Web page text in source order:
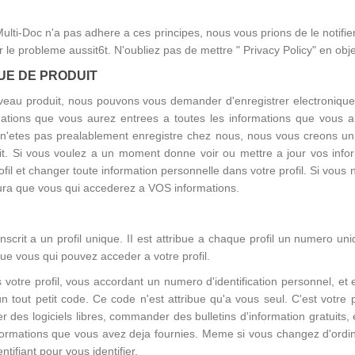
Doc n'a pas adhere a ces principes, nous vous prions de le
probleme aussit6t. N'oubliez pas de mettre " Privacy Policy" en
DE PRODUIT
produit, nous pouvons vous demander d'enregistrer
que vous aurez entrees a toutes les informations que vous
pas prealablement enregistre chez nous, nous vous creons
Si vous voulez a un moment donne voir ou mettre a jour vos
et changer toute information personnelle dans votre profil. Si vous
que vous qui accederez a VOS informations.
a un profil unique. II est attribue a chaque profil un numero
vous qui pouvez acceder a votre profil.
profil, vous accordant un numero d'identification personnel, et
tout petit code. Ce code n'est attribue qu'a vous seul. C'est votre
des logiciels libres, commander des bulletins d'information
que vous avez deja fournies. Meme si vous changez
pour vous identifier.